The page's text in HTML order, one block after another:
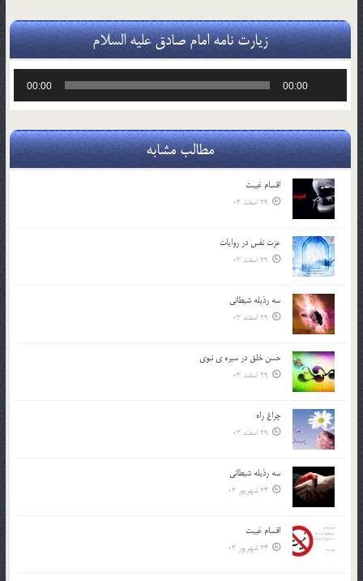
زیارت نامه امام صادق علیه السلام
00:00
00:00
مطالب مشابه
اقسام غيبت
29 اسفند 03
عزت نفس در روايات
29 اسفند 03
سه رذیله شیطانی
29 اسفند 03
حسن خلق در سيره ي نبوي
29 اسفند 03
چراغ راه
29 اسفند 03
سه رذیله شیطانی
24 شهریور 03
اقسام غيبت
24 شهریور 03